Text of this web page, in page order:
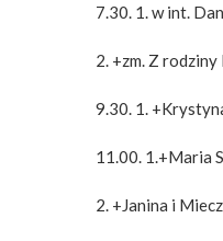
7.30. 1. w int.
2. +zm. Z rodziny
9.30. 1.
11.00. 1.+Maria
2. +Janina i